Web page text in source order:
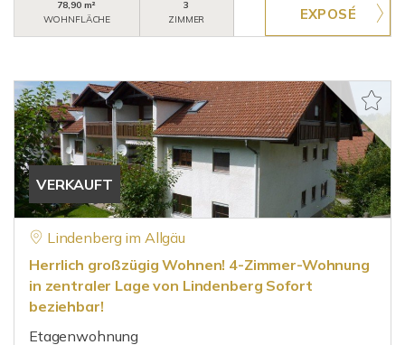
78,90 m²
WOHNFLÄCHE
3
ZIMMER
VERKAUFT
Lindenberg im Allgäu
Herrlich großzügig Wohnen! 4-Zimmer-Wohnung
in zentraler Lage von Lindenberg Sofort
beziehbar!
Etagenwohnung